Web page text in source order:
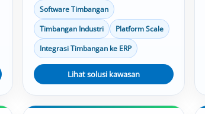
pabrik, gudang, produksi, quality
control, logistik, dan distribusi.
Solusi timbangan industri,
software timbangan, platform
scale, bench scale, serta integrasi
data timbang dapat disesuaikan
dengan kebutuhan operasional
Software Timbangan
Timbangan Industri
Platform Scale
Integrasi Timbangan ke ERP
Lihat solusi kawasan